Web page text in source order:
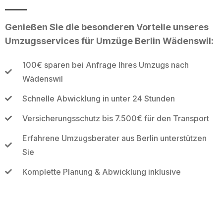
Genießen Sie die besonderen Vorteile unseres
Umzugsservices für Umzüge Berlin Wädenswil:
100€ sparen bei Anfrage Ihres Umzugs nach
Wädenswil
Schnelle Abwicklung in unter 24 Stunden
Versicherungsschutz bis 7.500€ für den Transport
Erfahrene Umzugsberater aus Berlin unterstützen
Sie
Komplette Planung & Abwicklung inklusive